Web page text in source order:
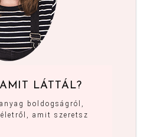
LÁTTÁL?
boldogságról,
amit szeretsz